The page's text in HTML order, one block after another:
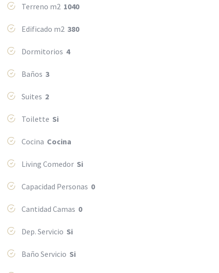
Terreno m2 1040
Edificado m2 380
Dormitorios 4
Baños 3
Suites 2
Toilette Si
Cocina Cocina
Living Comedor Si
Capacidad Personas 0
Cantidad Camas 0
Dep. Servicio Si
Baño Servicio Si